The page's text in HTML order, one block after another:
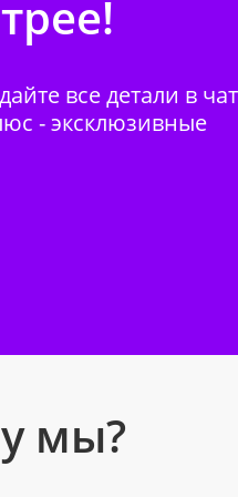
все детали в
- эксклюзивные
мы?